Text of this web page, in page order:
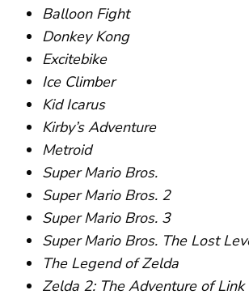
Balloon Fight
Donkey Kong
Excitebike
Ice Climber
Kid Icarus
Kirby’s Adventure
Metroid
Super Mario Bros.
Super Mario Bros. 2
Super Mario Bros. 3
Super Mario Bros. The Lost
The Legend of Zelda
Zelda 2: The Adventure of Link